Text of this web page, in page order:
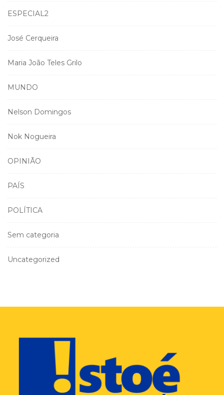
ESPECIAL2
José Cerqueira
Maria João Teles Grilo
MUNDO
Nelson Domingos
Nok Nogueira
OPINIÃO
PAÍS
POLÍTICA
Sem categoria
Uncategorized